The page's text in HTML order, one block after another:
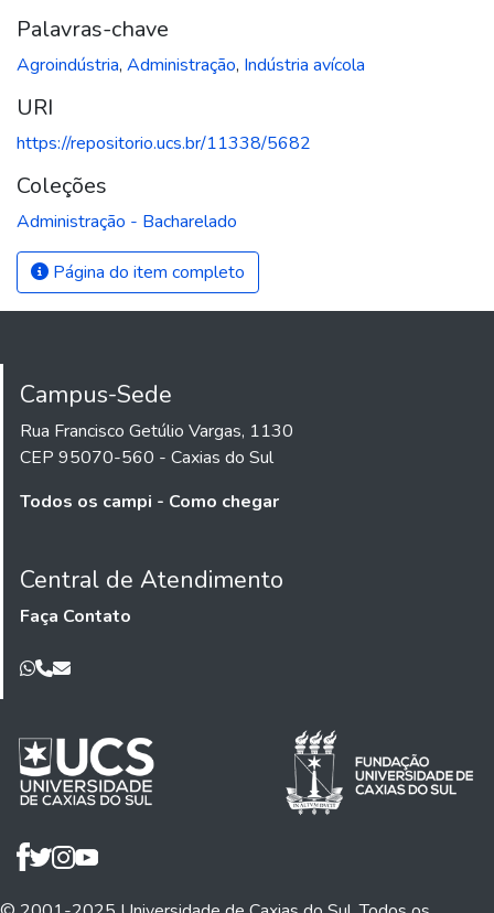
Palavras-chave
Agroindústria, Administração, Indústria avícola
URI
https://repositorio.ucs.br/11338/5682
Coleções
Administração - Bacharelado
Página do item completo
Campus-Sede
Rua Francisco Getúlio Vargas, 1130
CEP 95070-560 - Caxias do Sul
Todos os campi - Como chegar
Central de Atendimento
Faça Contato